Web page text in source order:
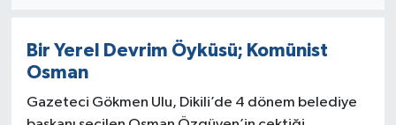
Bir Yerel Devrim Öyküsü; Komünist
Osman
Gazeteci Gökmen Ulu, Dikili’de 4 dönem belediye